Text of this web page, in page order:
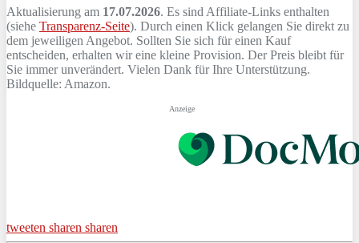
Aktualisierung am 17.07.2026. Es sind Affiliate-Links enthalten
(siehe Transparenz-Seite). Durch einen Klick gelangen Sie direkt zu
dem jeweiligen Angebot. Sollten Sie sich für einen Kauf
entscheiden, erhalten wir eine kleine Provision. Der Preis bleibt für
Sie immer unverändert. Vielen Dank für Ihre Unterstützung.
Bildquelle: Amazon.
Anzeige
tweeten sharen sharen